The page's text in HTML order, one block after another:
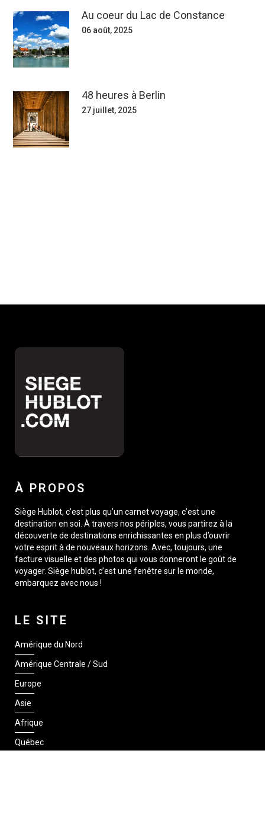
Au coeur du Lac de Constance
06 août, 2025
48 heures à Berlin
27 juillet, 2025
À PROPOS
Siège Hublot, c’est plus qu’un carnet voyage, c’est une
destination en soi. À travers nos périples, vous partirez à la
découverte de destinations enrichissantes en plus d’ouvrir
votre esprit à de nouveaux horizons. Avec, toujours, une
facture visuelle et des photos qui vous donneront le goût de
voyager. Siège hublot, c’est une fenêtre sur le monde,
embarquez avec nous !
LE SITE
Amérique du Nord
Amérique Centrale / Sud
Europe
Asie
Afrique
Québec